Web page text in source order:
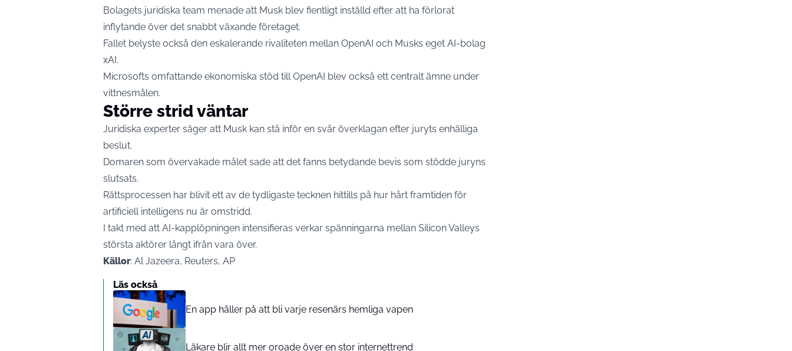
Bolagets juridiska team menade att Musk blev fientligt inställd efter att ha förlorat
inflytande över det snabbt växande företaget.
Fallet belyste också den eskalerande rivaliteten mellan OpenAI och Musks eget AI-bolag
xAI.
Microsofts omfattande ekonomiska stöd till OpenAI blev också ett centralt ämne under
vittnesmålen.
Större strid väntar
Juridiska experter säger att Musk kan stå inför en svår överklagan efter juryts enhälliga
beslut.
Domaren som övervakade målet sade att det fanns betydande bevis som stödde juryns
slutsats.
Rättsprocessen har blivit ett av de tydligaste tecknen hittills på hur hårt framtiden för
artificiell intelligens nu är omstridd.
I takt med att AI-kapplöpningen intensifieras verkar spänningarna mellan Silicon Valleys
största aktörer långt ifrån vara över.
Källor: Al Jazeera, Reuters, AP
Läs också
En app håller på att bli varje resenärs hemliga vapen
Läkare blir allt mer oroade över en stor internettrend